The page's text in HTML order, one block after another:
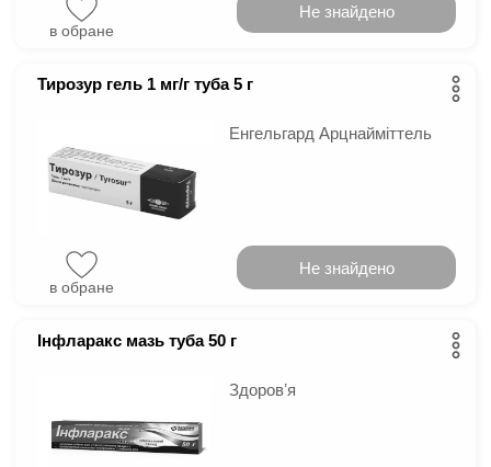
в обране
Не знайдено
Тирозур гель 1 мг/г туба 5 г
Енгельгард Арцнайміттель
в обране
Не знайдено
Інфларакс мазь туба 50 г
Здоровʼя